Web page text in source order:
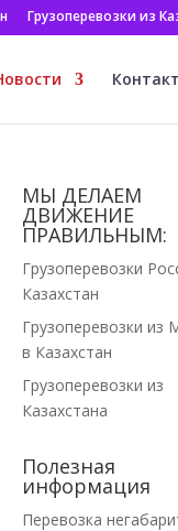
Грузоперевозки из
МЫ ДЕЛАЕМ
ДВИЖЕНИЕ
ПРАВИЛЬНЫМ:
Грузоперевозки
Казахстан
Грузоперевозки из
в Казахстан
Грузоперевозки из
Казахстана
Полезная
информация
Перевозка